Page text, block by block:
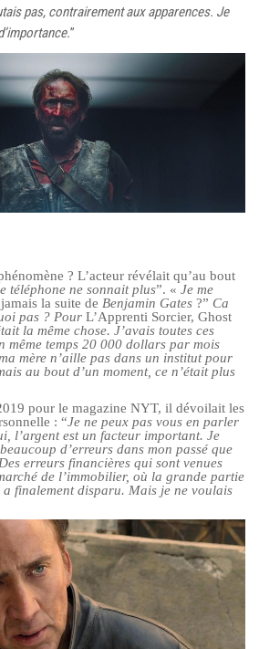
pas, contrairement aux apparences. Je
”
? L’acteur révélait qu’au bout
téléphone ne sonnait plus”. « Je me
la suite de Benjamin Gates ?” Ca
pas ? Pour L’Apprenti Sorcier, Ghost
la même chose. J’avais toutes ces
même temps 20 000 dollars par mois
mère n’aille pas dans un institut pour
au bout d’un moment, ce n’était plus
pour le magazine NYT, il dévoilait les
: “ Je ne peux pas vous en parler
l’argent est un facteur important. Je
d’erreurs dans mon passé que
erreurs financières qui sont venues
de l’immobilier, où la grande partie
a finalement disparu. Mais je ne voulais